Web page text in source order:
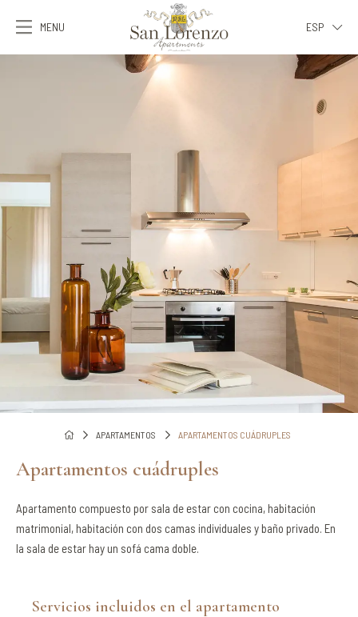
MENU
ESP
ENG
DEU
APARTAMENTOS APARTAMENTOS CUÁDRUPLES
Apartamentos cuádruples
Apartamento compuesto por sala de estar con cocina, habitación
matrimonial, habitación con dos camas individuales y baño privado. En
la sala de estar hay un sofá cama doble.
Servicios incluidos en el apartamento